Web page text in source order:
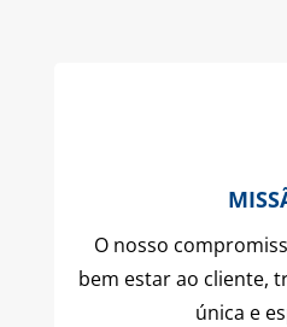
O nosso
bem estar ao cliente,
única e